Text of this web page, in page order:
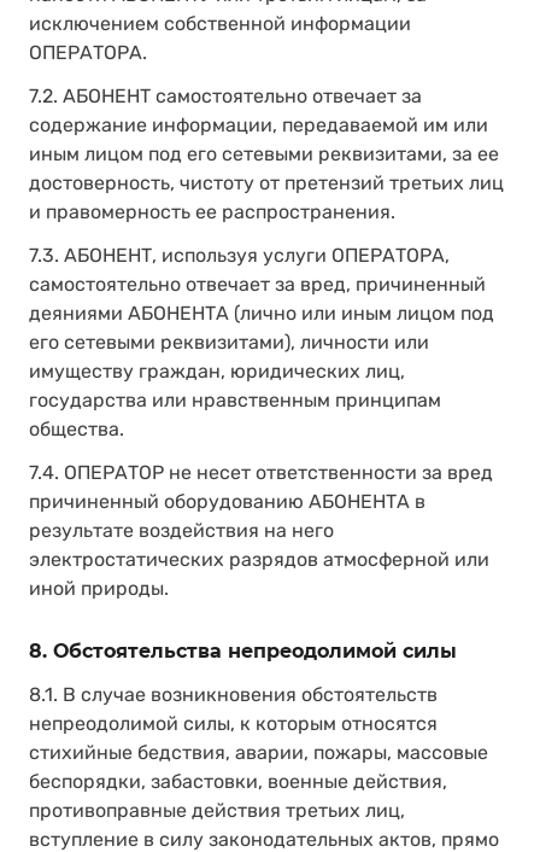
исключением собственной информации
ОПЕРАТОРА.
7.2. АБОНЕНТ самостоятельно отвечает за
содержание информации, передаваемой им или
иным лицом под его сетевыми реквизитами, за ее
достоверность, чистоту от претензий третьих лиц
и правомерность ее распространения.
7.3. АБОНЕНТ, используя услуги ОПЕРАТОРА,
самостоятельно отвечает за вред, причиненный
деяниями АБОНЕНТА (лично или иным лицом под
его сетевыми реквизитами), личности или
имуществу граждан, юридических лиц,
государства или нравственным принципам
общества.
7.4. ОПЕРАТОР не несет ответственности за вред
причиненный оборудованию АБОНЕНТА в
результате воздействия на него
электростатических разрядов атмосферной или
иной природы.
8. Обстоятельства непреодолимой силы
8.1. В случае возникновения обстоятельств
непреодолимой силы, к которым относятся
стихийные бедствия, аварии, пожары, массовые
беспорядки, забастовки, военные действия,
противоправные действия третьих лиц,
вступление в силу законодательных актов, прямо